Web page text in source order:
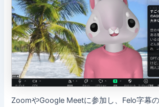
ZoomやGoogle Meetに参加し、Felo字幕